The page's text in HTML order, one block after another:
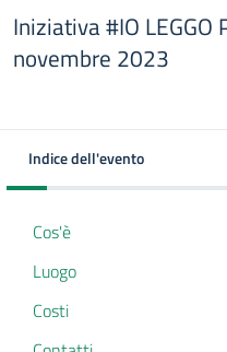
Iniziativa #IO LEGGO
novembre 2023
Indice dell'evento
Cos'è
Luogo
Costi